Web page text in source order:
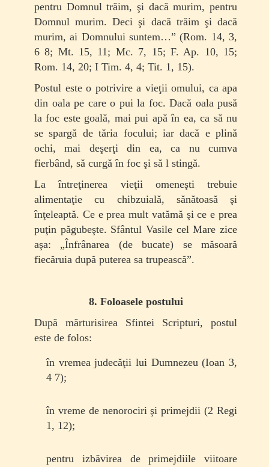
pentru Domnul trăim, şi dacă murim, pentru
Domnul murim. Deci şi dacă trăim şi dacă
murim, ai Domnului suntem…” (Rom. 14, 3,
6 8; Mt. 15, 11; Mc. 7, 15; F. Ap. 10, 15;
Rom. 14, 20; I Tim. 4, 4; Tit. 1, 15).
Postul este o potrivire a vieţii omului, ca apa
din oala pe care o pui la foc. Dacă oala pusă
la foc este goală, mai pui apă în ea, ca să nu
se spargă de tăria focului; iar dacă e plină
ochi, mai deşerţi din ea, ca nu cumva
fierbând, să curgă în foc şi să l stingă.
La întreţinerea vieţii omeneşti trebuie
alimentaţie cu chibzuială, sănătoasă şi
înţeleaptă. Ce e prea mult vatămă şi ce e prea
puţin păgubeşte. Sfântul Vasile cel Mare zice
aşa: „Înfrânarea (de bucate) se măsoară
fiecăruia după puterea sa trupească”.
8. Foloasele postului
După mărturisirea Sfintei Scripturi, postul
este de folos:
în vremea judecăţii lui Dumnezeu (Ioan 3,
4 7);
în vreme de nenorociri şi primejdii (2 Regi
1, 12);
pentru izbăvirea de primejdiile viitoare